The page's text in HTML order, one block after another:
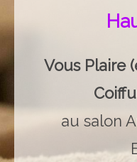
Vous Plaire
au salon